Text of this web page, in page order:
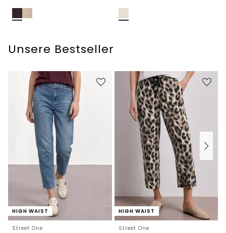
Unsere Bestseller
HIGH WAIST
Street One
HIGH WAIST
Street One